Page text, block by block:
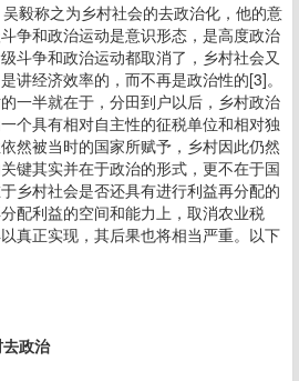
毅称之为乡村社会的去政治化，他的意
争和政治运动是意识形态，是高度政治
斗争和政治运动都取消了，乡村社会又
讲经济效率的，而不再是政治性的[3]。
一半就在于，分田到户以后，乡村政治
个具有相对自主性的征税单位和相对独
然被当时的国家所赋予，乡村因此仍然
键其实并在于政治的形式，更不在于国
乡村社会是否还具有进行利益再分配的
配利益的空间和能力上，取消农业税
真正实现，其后果也将相当严重。以下
政治